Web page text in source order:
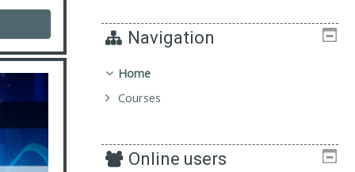
Navigation
Home
Courses
Online users